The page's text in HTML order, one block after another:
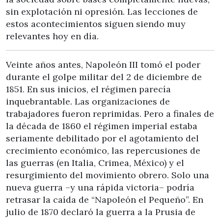
sin explotación ni opresión. Las lecciones de
estos acontecimientos siguen siendo muy
relevantes hoy en día.
Veinte años antes, Napoleón III tomó el poder
durante el golpe militar del 2 de diciembre de
1851. En sus inicios, el régimen parecía
inquebrantable. Las organizaciones de
trabajadores fueron reprimidas. Pero a finales de
la década de 1860 el régimen imperial estaba
seriamente debilitado por el agotamiento del
crecimiento económico, las repercusiones de
las guerras (en Italia, Crimea, México) y el
resurgimiento del movimiento obrero. Solo una
nueva guerra –y una rápida victoria– podría
retrasar la caída de “Napoleón el Pequeño”. En
julio de 1870 declaró la guerra a la Prusia de